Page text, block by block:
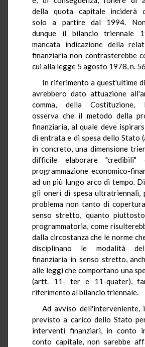
della quota capitale inciderà
solo a partire dal 1994. Non
dunque il bilancio triennale
mancata indicazione della
finanziaria non contrasterebbe
cui alla legge 5 agosto 1978, n.
In riferimento a quest'ultime
avrebbero dato attuazione
comma, della Costituzione,
osserva che il metodo della
finanziaria, al quale deve
di entrata e di spesa dello Stato
in concreto, una dimensione
difficile elaborare "credibili"
programmazione economico-
ad un più lungo arco di tempo.
gli oneri di spesa ultratriennali,
problema non tanto di
senso stretto, quanto
programmatoria, come
dalla circostanza che le norme
disciplinano le modalità
finanziaria in senso stretto,
alle leggi che comportano una
(artt. 11- ter e 11-quater),
riferimento al bilancio triennale.
Ad avviso dell'interveniente,
previsto a carico dello Stato
interventi finanziari, in conto
conto capitale, non sarebbe